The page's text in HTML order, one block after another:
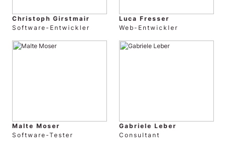
Christoph Girstmair
Software-Entwickler
Luca Fresser
Web-Entwickler
Malte Moser
Software-Tester
Gabriele Leber
Consultant